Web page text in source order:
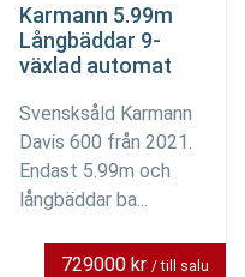
Karmann 5.99m
Långbäddar 9-
växlad automat
Svensksåld Karmann
Davis 600 från 2021.
Endast 5.99m och
långbäddar ba...
729000 kr / till salu